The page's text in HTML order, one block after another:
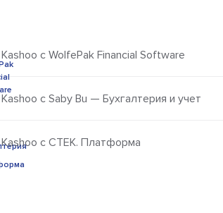
Kashoo с WolfePak Financial Software
Kashoo с Saby Bu — Бухгалтерия и учет
Kashoo с СТЕК. Платформа